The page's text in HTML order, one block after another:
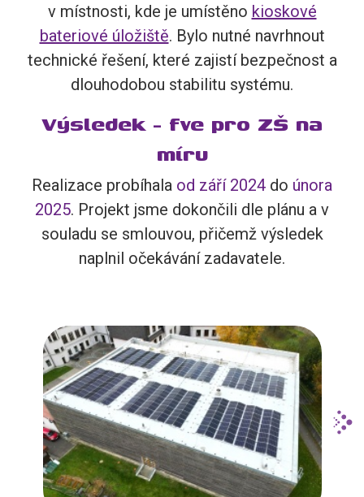
v místnosti, kde je umístěno kioskové
bateriové úložiště. Bylo nutné navrhnout
technické řešení, které zajistí bezpečnost a
dlouhodobou stabilitu systému.
Výsledek - fve pro ZŠ na
míru
Realizace probíhala od září 2024 do února
2025. Projekt jsme dokončili dle plánu a v
souladu se smlouvou, přičemž výsledek
naplnil očekávání zadavatele.